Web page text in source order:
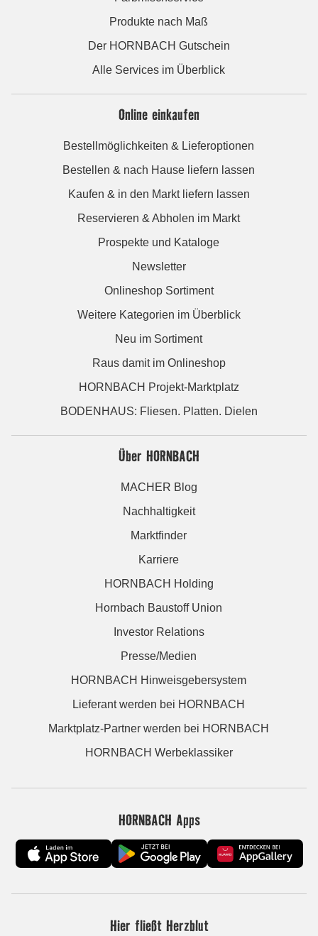
Produkte nach Maß
Der HORNBACH Gutschein
Alle Services im Überblick
Online einkaufen
Bestellmöglichkeiten & Lieferoptionen
Bestellen & nach Hause liefern lassen
Kaufen & in den Markt liefern lassen
Reservieren & Abholen im Markt
Prospekte und Kataloge
Newsletter
Onlineshop Sortiment
Weitere Kategorien im Überblick
Neu im Sortiment
Raus damit im Onlineshop
HORNBACH Projekt-Marktplatz
BODENHAUS: Fliesen. Platten. Dielen
Über HORNBACH
MACHER Blog
Nachhaltigkeit
Marktfinder
Karriere
HORNBACH Holding
Hornbach Baustoff Union
Investor Relations
Presse/Medien
HORNBACH Hinweisgebersystem
Lieferant werden bei HORNBACH
Marktplatz-Partner werden bei HORNBACH
HORNBACH Werbeklassiker
HORNBACH Apps
Hier fließt Herzblut